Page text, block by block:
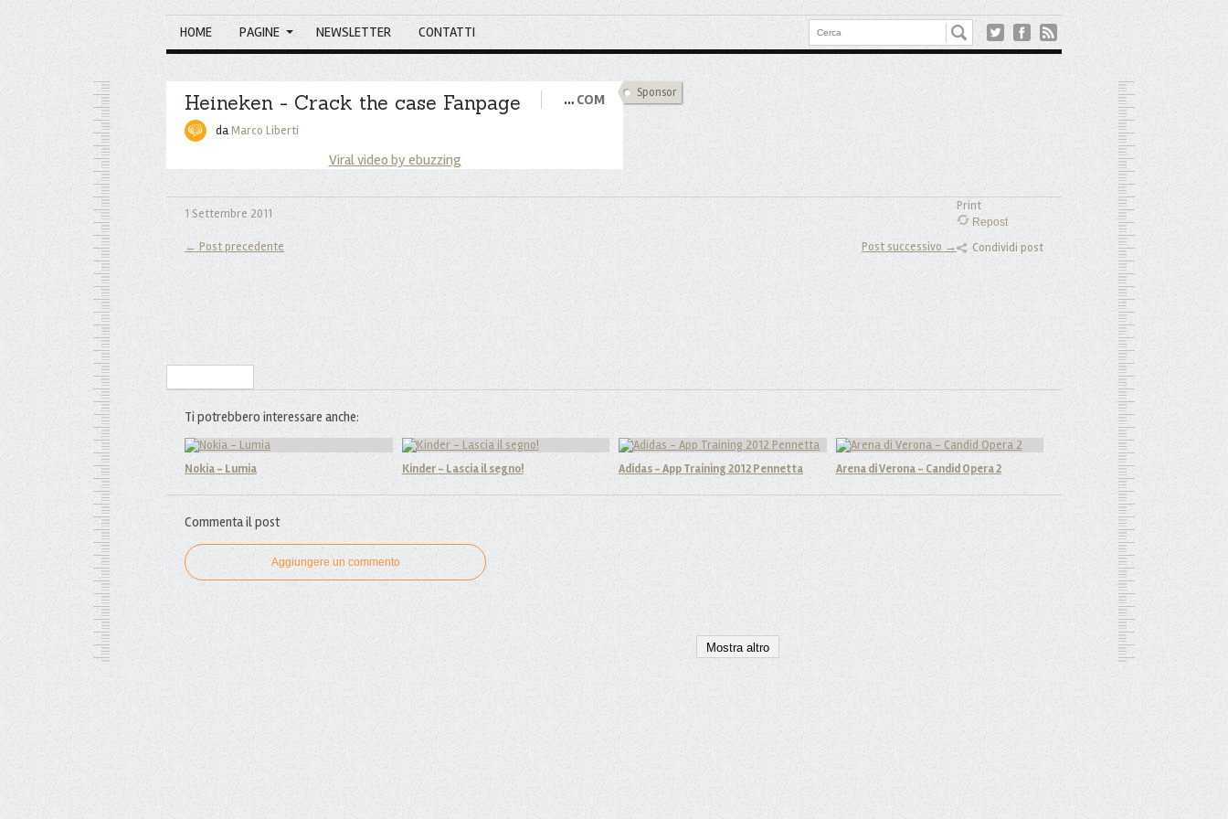
HOME PAGINE NEWSLETTER CONTATTI
Heineken - Crack the case Fanpage … COM
daMarco Liberti
Viral video by ebuzzing
Sponsor
1 Settembre 2011
Print
Repost
Condividi post
← Post precedente Post successivo →
Ti potrebbero interessare anche:
Nokia - Lumia Kinder - Lascia il segno! Adidas - App Training 2012 Pennetta Arena di Verona - Candid Opera 2
Commenta il post
Aggiungere un commento
Mostra altro